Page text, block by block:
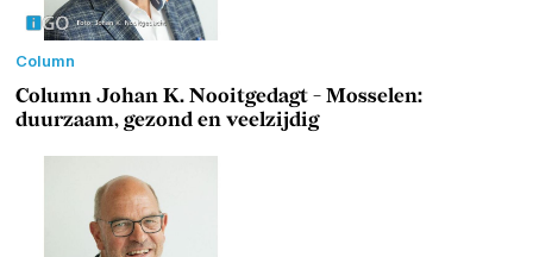
Column
Column Johan K. Nooitgedagt - Mosselen:
duurzaam, gezond en veelzijdig